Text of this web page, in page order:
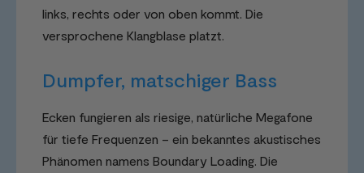
links, rechts oder von oben kommt. Die
versprochene Klangblase platzt.
Dumpfer, matschiger Bass
Ecken fungieren als riesige, natürliche Megafone
für tiefe Frequenzen – ein bekanntes akustisches
Phänomen namens Boundary Loading. Die